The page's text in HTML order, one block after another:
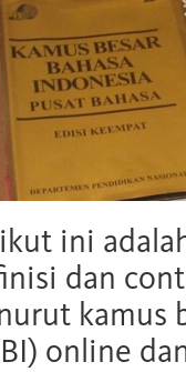
ini
dan
kamus
online